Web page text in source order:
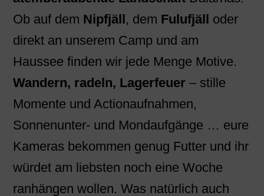
Ob auf dem Nipfjäll, dem Fulufjäll oder
direkt an unserem Camp und am
Haussee finden wir jede Menge Motive.
Wandern, radeln, Lagerfeuer – stille
Momente und Actionaufnahmen,
Sonnenunter- und Mondaufgänge … eure
Kameras bekommen genug Futter und ihr
würdet am liebsten noch eine Woche
ranhängen wollen. Was natürlich auch